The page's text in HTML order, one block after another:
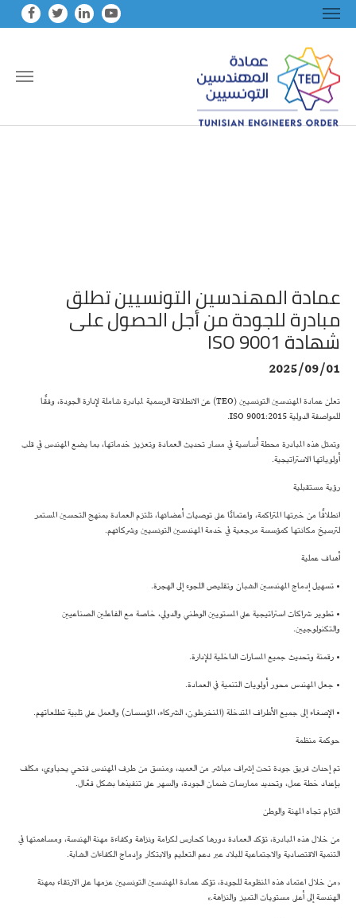
عمادة المهندسين التونسيين تطلق
مبادرة للجودة من أجل الحصول على
شهادة ISO 9001
2025/09/01
تعلن عمادة المهندسين التونسيين (TEO) عن الانطلاقة الرسمية لمبادرة شاملة لإدارة الجودة، وفقًا
للمواصفة الدولية ISO 9001:2015.
وتمثل هذه المبادرة محطة أساسية في مسار تحديث العمادة وتعزيز خدماتها، بما يضع المهندس في قلب
أولوياتها الاستراتيجية.
رؤية مستقبلية
انطلاقًا من خبرتها المتراكمة، واعتمادًا على توصيات أعضائها، تلتزم العمادة بمنهج التحسين المستمر
لترسيخ مكانتها كمؤسسة مرجعية في خدمة المهندسين التونسيين وشركائهم.
أهداف عملية
• تسهيل إدماج المهندسين الشبان وتقليص اللجوء إلى الهجرة.
• تطوير شراكات استراتيجية على المستويين الوطني والدولي، خاصة مع الفاعلين الصناعيين
والتكنولوجيين.
• رقمنة وتحديث جميع المسارات الداخلية للإدارة.
• جعل المهندس محور أولويات التنمية في العمادة.
• الإصغاء إلى جميع الأطراف المتدخلة (المنخرطون، الشركاء، المؤسسات) والعمل على تلبية تطلعاتهم.
حوكمة منظمة
تم إحداث فريق جودة تحت إشراف مباشر من العميد، ومنسق من طرف المهندس فتحي يحياوي، مكلف
بإعداد خطة عمل، وتحديد ممارسات ضمان الجودة، والسهر على تنفيذها بشكل فعّال.
التزام تجاه المهنة والوطن
من خلال هذه المبادرة، تؤكد العمادة دورها كحارس لكرامة ونزاهة وكفاءة مهنة الهندسة، ومساهمتها في
التنمية الاقتصادية والاجتماعية للبلاد عبر دعم التعليم والابتكار وإدماج الكفاءات الشابة.
«من خلال اعتماد هذه المنظومة للجودة، تؤكد عمادة المهندسين التونسيين عزمها على الارتقاء بمهنة
الهندسة إلى أعلى مستويات التميز والنزاهة.»